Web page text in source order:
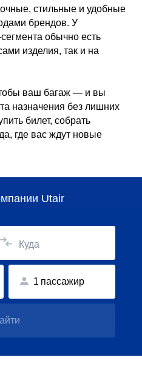
стильные и удобные
брендов. У
обычно есть
изделия, так и на
ваш багаж — и вы
назначения без лишних
билет, собрать
где вас ждут новые
Utair
Куда
1 пассажир